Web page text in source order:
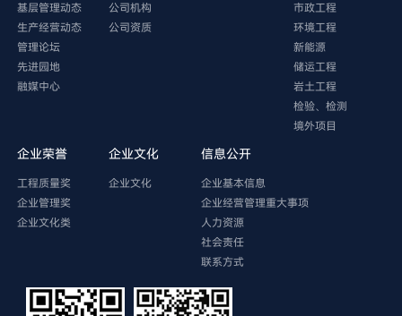
基层管理动态
生产经营动态
管理论坛
先进园地
融媒中心
公司机构
公司资质
市政工程
环境工程
新能源
储运工程
岩土工程
检验、检测
境外项目
企业荣誉
工程质量奖
企业管理奖
企业文化类
企业文化
企业文化
信息公开
企业基本信息
企业经营管理重大事项
人力资源
社会责任
联系方式